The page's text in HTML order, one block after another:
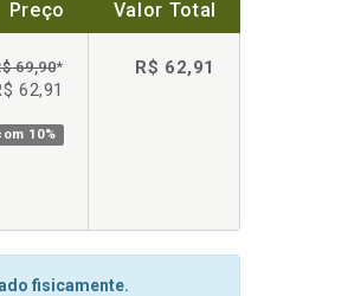
Preço Valor Total
69,90*
62,91
10%
R$ 62,91
fisicamente.